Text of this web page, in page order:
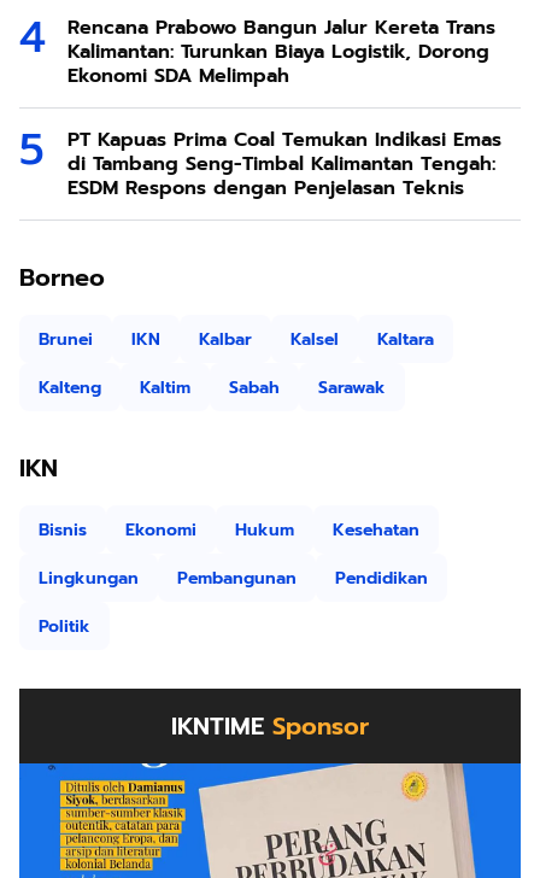
Rencana Prabowo Bangun Jalur Kereta Trans
Kalimantan: Turunkan Biaya Logistik, Dorong
Ekonomi SDA Melimpah
PT Kapuas Prima Coal Temukan Indikasi Emas
di Tambang Seng-Timbal Kalimantan Tengah:
ESDM Respons dengan Penjelasan Teknis
Borneo
Brunei IKN Kalbar Kalsel
Kaltara
Kalteng
Kaltim Sabah Sarawak
IKN
Bisnis Ekonomi Hukum
Kesehatan
Lingkungan
Pembangunan
Pendidikan
Politik
IKNTIME Sponsor